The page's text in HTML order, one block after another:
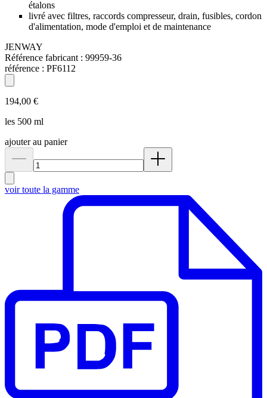
étalons
livré avec filtres, raccords compresseur, drain, fusibles, cordon
d'alimentation, mode d'emploi et de maintenance
JENWAY
Référence fabricant : 99959-36
référence : PF6112
194,00 €
les 500 ml
ajouter au panier
voir toute la gamme